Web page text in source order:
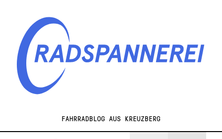
RadspannereiFAHRRADBLOG AUS KREUZBERG